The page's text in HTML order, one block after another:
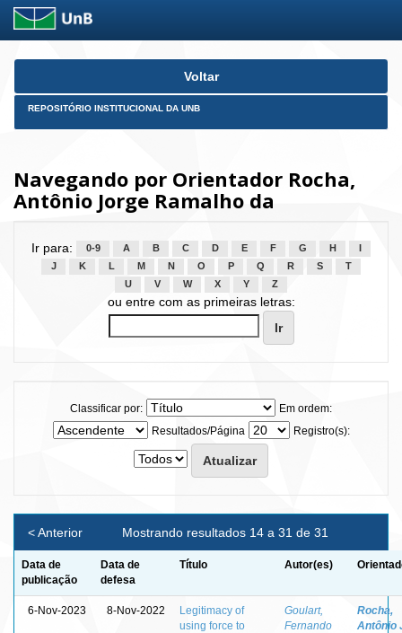
Skip
Voltar
REPOSITÓRIO INSTITUCIONAL DA UNB
Navegando por Orientador Rocha,
Antônio Jorge Ramalho da
Ir para: 0-9 A B C D E F G H
J
K L M N O P Q R S
T
U
V W X Y Z
ou entre com as primeiras letras:
Classificar por:
Em ordem:
Resultados/Página
Registro(s):
Mostrando resultados 14 a 31 de 31
< Anterior
Data de
publicação
Data de
defesa
Título Autor(es)
6-Nov-2023 8-Nov-2022
Legitimacy of
using force to
Goulart,
Fernando
Rocha,
Antônio